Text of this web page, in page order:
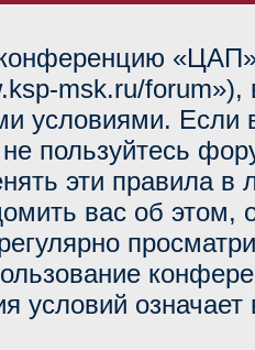
msk.ru/forum»),
условиями. Если
не пользуйтесь
эти правила
вас об
условий